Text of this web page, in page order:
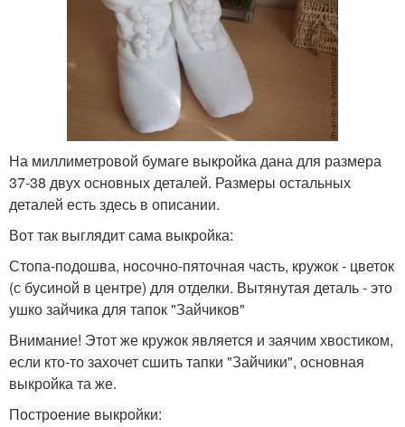
На миллиметровой бумаге выкройка дана для размера
37-38 двух основных деталей. Размеры остальных
деталей есть здесь в описании.
Вот так выглядит сама выкройка:
Стопа-подошва, носочно-пяточная часть, кружок - цветок
(с бусиной в центре) для отделки. Вытянутая деталь - это
ушко зайчика для тапок "Зайчиков"
Внимание! Этот же кружок является и заячим хвостиком,
если кто-то захочет сшить тапки "Зайчики", основная
выкройка та же.
Построение выкройки: